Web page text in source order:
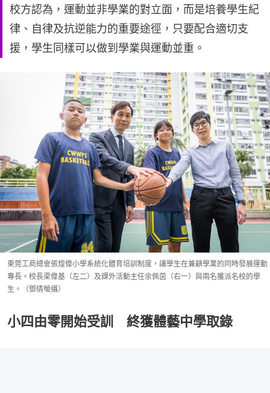
校方認為，運動並非學業的對立面，而是培養學生紀
律、自律及抗逆能力的重要途徑，只要配合適切支
援，學生同樣可以做到學業與運動並重。
東莞工商總會張煌偉小學系統化體育培訓制度，讓學生在兼顧學業的同時發展運動
專長。校長梁偉基（左二）及課外活動主任余佩茵（右一）與兩名獲派名校的學
生。（鄧倩螢攝）
小四由零開始受訓 終獲體藝中學取錄